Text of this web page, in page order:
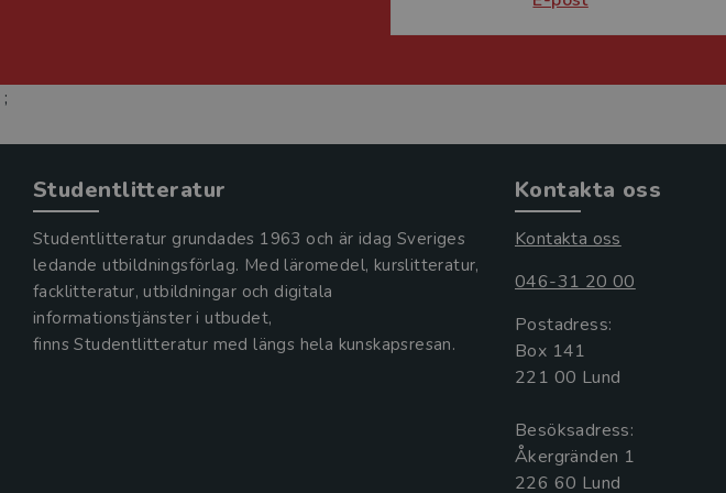
;
Studentlitteratur
Studentlitteratur grundades 1963 och är idag Sveriges
ledande utbildningsförlag. Med läromedel, kurslitteratur,
facklitteratur, utbildningar och digitala
informationstjänster i utbudet,
finns Studentlitteratur med längs hela kunskapsresan.
Kontakta oss
Kontakta oss
046-31 20 00
Postadress:
Box 141
221 00 Lund
Besöksadress:
Åkergränden 1